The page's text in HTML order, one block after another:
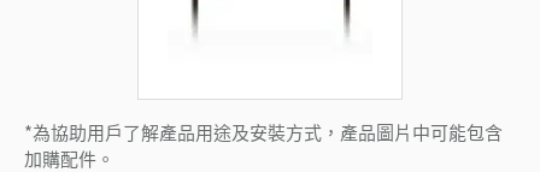
*為協助用戶了解產品用途及安裝方式，產品圖片中可能包含
加購配件。